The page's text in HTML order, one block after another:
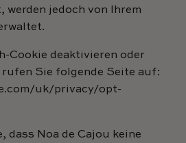
werden jedoch von Ihrem
Cookie deaktivieren oder
Sie folgende Seite auf:
uk/privacy/opt-
dass Noa de Cajou keine